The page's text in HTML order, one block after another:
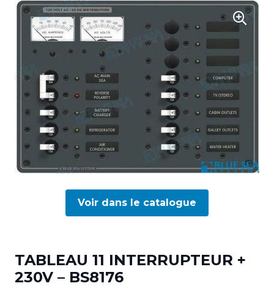
Voir dans le catalogue
TABLEAU 11 INTERRUPTEUR +
230V – BS8176